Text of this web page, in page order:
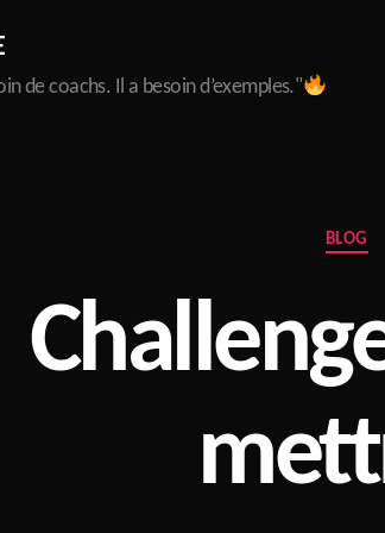
de coachs. Il a besoin d’exemples."
BLOG